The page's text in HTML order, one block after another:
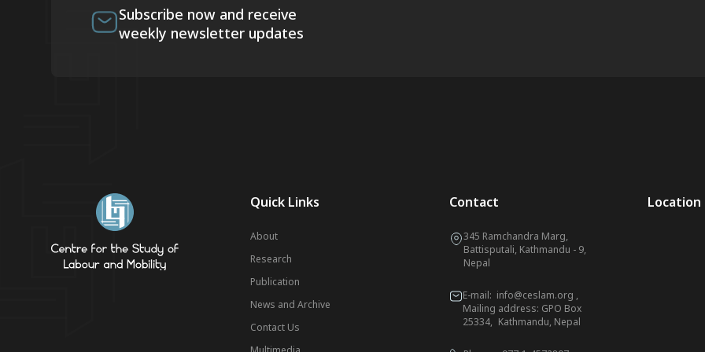
Subscribe now and receive
weekly newsletter updates
Quick Links
About
Research
Publication
News and Archive
Contact Us
Contact
345 Ramchandra Marg,
Battisputali, Kathmandu - 9,
Nepal
E-mail: info@ceslam.org ,
Mailing address: GPO Box
25334, Kathmandu, Nepal
Location